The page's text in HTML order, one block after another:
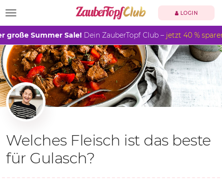
TOGGLE NAVIGATION LOGIN
große Summer Sale! Dein ZauberTopf Club – jetzt 40 %
Welches Fleisch ist das beste
für Gulasch?